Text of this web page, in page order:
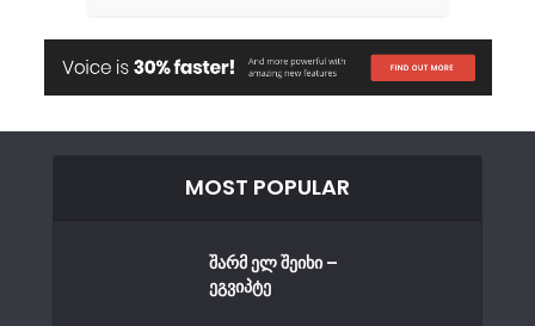
MOST POPULAR
შარმ ელ შეიხი –
ეგვიპტე